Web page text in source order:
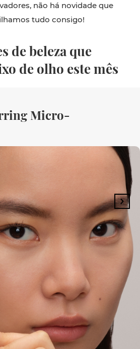
não há novidade que
tudo consigo!
de beleza que
de olho este mês
Micro-